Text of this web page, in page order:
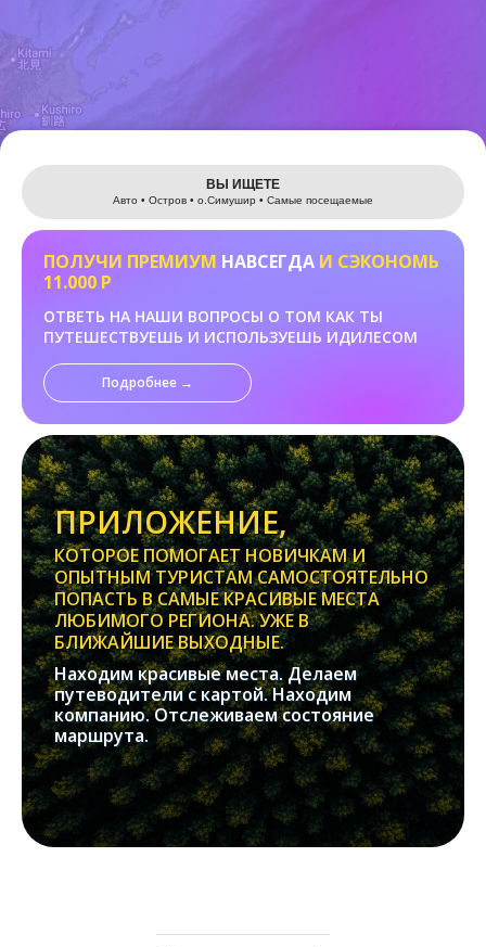
Leaflet
ВЫ ИЩЕТЕ
Авто • Остров • о.Cимушир • Самые посещаемые
ПОЛУЧИ ПРЕМИУМ НАВСЕГДА И СЭКОНОМЬ
11.000 Р
ОТВЕТЬ НА НАШИ ВОПРОСЫ О ТОМ КАК ТЫ
ПУТЕШЕСТВУЕШЬ И ИСПОЛЬЗУЕШЬ ИДИЛЕСОМ
Подробнее →
ПРИЛОЖЕНИЕ,
КОТОРОЕ ПОМОГАЕТ НОВИЧКАМ И
ОПЫТНЫМ ТУРИСТАМ САМОСТОЯТЕЛЬНО
ПОПАСТЬ В САМЫЕ КРАСИВЫЕ МЕСТА
ЛЮБИМОГО РЕГИОНА. УЖЕ В
БЛИЖАЙШИЕ ВЫХОДНЫЕ.
Находим красивые места. Делаем
путеводители с картой. Находим
компанию. Отслеживаем состояние
маршрута.